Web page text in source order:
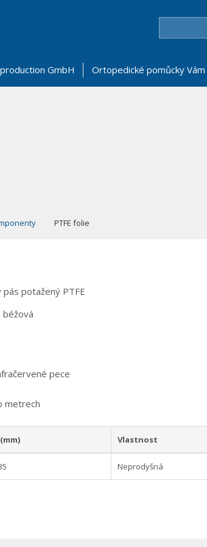
GmbH Ortopedické pomůcky
PTFE folie
pás potažený PTFE
béžová
pece
metrech
Vlastnost
Neprodyšná